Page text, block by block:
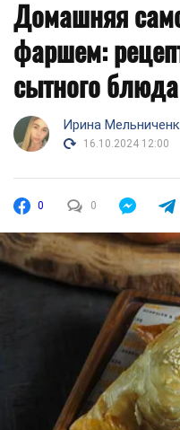
Домашняя
фаршем:
сытного блюда
Ирина
16.10.2024 12:00
0 0